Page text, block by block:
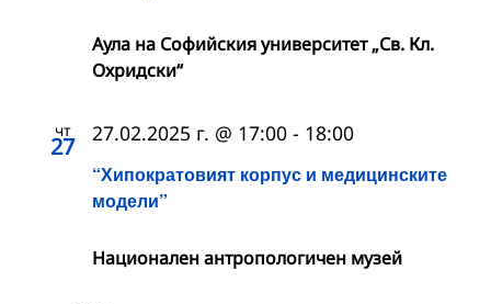
Аула на Софийския университет „Св. Кл.
Охридски“
чт
27
“Хипократовият корпус и медицинските
модели”
27.02.2025 г. @ 17:00 - 18:00
Национален антропологичен музей